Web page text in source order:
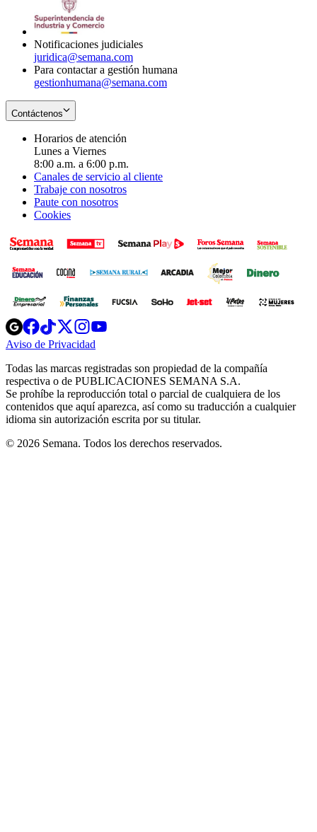
Notificaciones judiciales
juridica@semana.com
Para contactar a gestión humana
gestionhumana@semana.com
Contáctenos
Horarios de atención
Lunes a Viernes
8:00 a.m. a 6:00 p.m.
Canales de servicio al cliente
Trabaje con nosotros
Paute con nosotros
Cookies
Opens
in
new
Opens
in
new
Opens
in
new
window
Opens
new
windowwindow
Aviso de Privacidad
new
window
Todas las marcas registradas son propiedad de la compañía
respectiva o de PUBLICACIONES SEMANA S.A.
Se prohíbe la reproducción total o parcial de cualquiera de los
contenidos que aquí aparezca, así como su traducción a cualquier
idioma sin autorización escrita por su titular.
© 2026 Semana. Todos los derechos reservados.